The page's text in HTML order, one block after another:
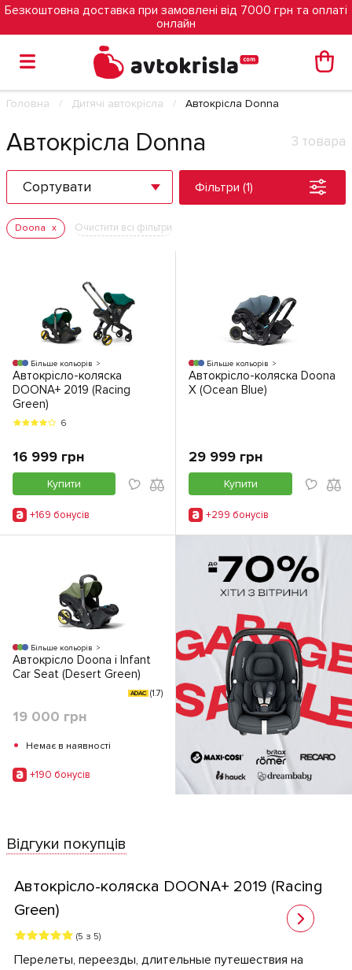
Безкоштовна доставка при замовлені від 7000 грн та оплаті
онлайн
Головна Дитячі автокрісла Автокрісла Donna
Автокрісла Donna 3 товара
Сортувати Фільтри (1)
Doona Очистити всі фільтри
Більше кольорів
Автокрісло-коляска
DOONA+ 2019 (Racing
Green)
6
16 999 грн
Купити
+169 бонусiв
Більше кольорів
Автокрісло-коляска Doona
X (Ocean Blue)
29 999 грн
Купити
+299 бонусiв
Більше кольорів
Автокрісло Doona i Infant
Car Seat (Desert Green)
ADAC (1.7)
19 000 грн
• Немає в наявності
+190 бонусiв
Відгуки покупців
Автокрісло-коляска DOONA+ 2019 (Racing
Green)
(5 з 5)
Перелеты, переезды, длительные путешествия на